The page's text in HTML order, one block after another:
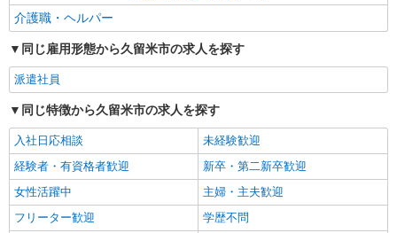
派遣社員
株式会社kotrio /●FK-H-2067031
久留米市≫家庭的でこぢんまりしたグルホ＊家
事サポートなど
時給1450円〜2062円 ＜日払い有/週払い有/交
通費全支給(ガソリン代含む)＞
久留米市花畑
キープ 詳細を見る
派遣社員
株式会社kotrio /●FK-H-1880050
介護職・ヘルパー
同じ雇用形態から久留米市の求人を探す
派遣社員
同じ特徴から久留米市の求人を探す
入社日応相談
未経験歓迎
経験者・有資格者歓迎
新卒・第二新卒歓迎
女性活躍中
主婦・主夫歓迎
フリーター歓迎
学歴不問